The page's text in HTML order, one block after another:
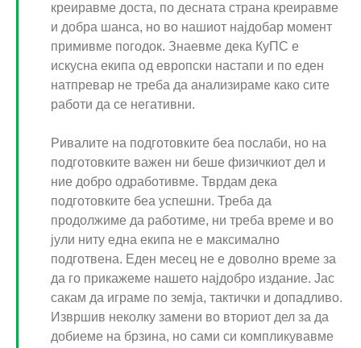
креиравме доста, по десната страна креиравме
и добра шанса, но во нашиот најдобар момент
примивме погодок. Знаевме дека КуПС е
искусна екипа од европски настапи и по еден
натпревар не треба да анализираме како сите
работи да се негативни.
Ривалите на подготовките беа послаби, но на
подготовките важен ни беше физичкиот дел и
ние добро одработивме. Тврдам дека
подготовките беа успешни. Треба да
продолжиме да работиме, ни треба време и во
јули ниту една екипа не е максимално
подготвена. Еден месец не е доволно време за
да го прикажеме нашето најдобро издание. Јас
сакам да играме по земја, тактички и допадливо.
Извршив неколку замени во вториот дел за да
добиеме на брзина, но сами си компликувавме